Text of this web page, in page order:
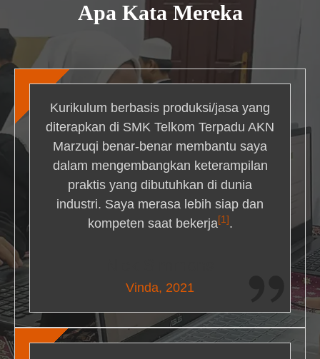
Apa Kata Mereka
Kurikulum berbasis produksi/jasa yang
diterapkan di SMK Telkom Terpadu AKN
Marzuqi benar-benar membantu saya
dalam mengembangkan keterampilan
praktis yang dibutuhkan di dunia
industri. Saya merasa lebih siap dan
kompeten saat bekerja[1] .
Vinda, 2021